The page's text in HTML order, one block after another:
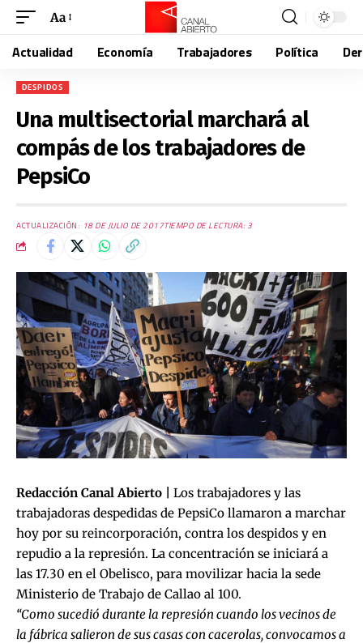
Aa
Actualidad Economía Trabajadores Política
DESPIDOS
Una multisectorial marchará al
compás de los trabajadores de
PepsiCo
ACTUALIZACIÓN: 18 DE JULIO DE 2017TIEMPO DE LECTURA: 3
Redacción Canal Abierto |
Los trabajadores y las
trabajadoras despedidas de PepsiCo llamaron a marchar
hoy por su reincorporación, contra los despidos y en
repudio a la represión. La concentración se iniciará a
las 17.30 en el Obelisco, para movilizar hacia la sede
Ministerio de Trabajo de Callao al 100.
“Como sucedió durante la represión cuando los vecinos de
la fábrica salieron de sus casas con cacerolas, convocamos a